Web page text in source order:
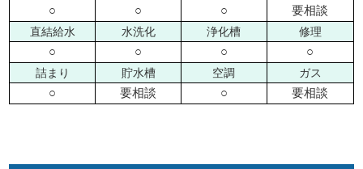
○
○
○
要相談
直結給水
○
水洗化
○
浄化槽
○
修理
○
詰まり
○
貯水槽
要相談
空調
○
ガス
要相談